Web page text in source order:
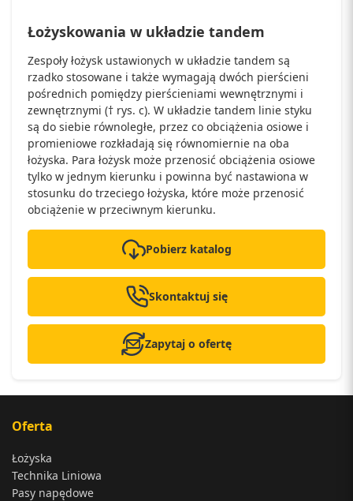
Łożyskowania w układzie tandem
Zespoły łożysk ustawionych w układzie tandem są
rzadko stosowane i także wymagają dwóch pierścieni
pośrednich pomiędzy pierścieniami wewnętrznymi i
zewnętrznymi († rys. c). W układzie tandem linie styku
są do siebie równoległe, przez co obciążenia osiowe i
promieniowe rozkładają się równomiernie na oba
łożyska. Para łożysk może przenosić obciążenia osiowe
tylko w jednym kierunku i powinna być nastawiona w
stosunku do trzeciego łożyska, które może przenosić
obciążenie w przeciwnym kierunku.
Pobierz katalog
Skontaktuj się
Zapytaj o ofertę
Oferta
Łożyska
Technika Liniowa
Pasy napędowe